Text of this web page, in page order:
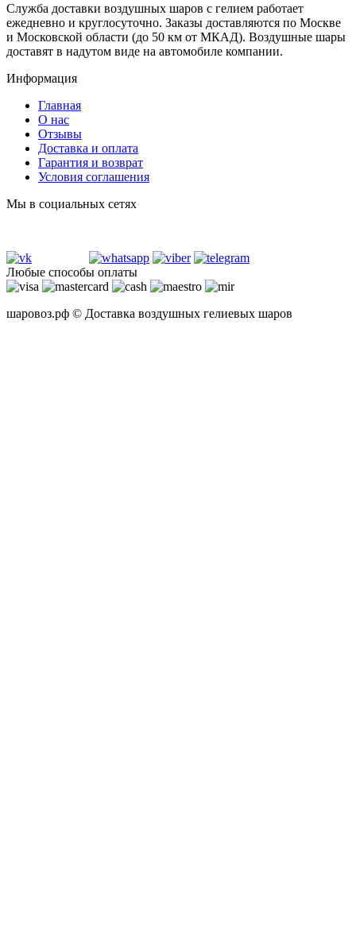
Служба доставки воздушных шаров с гелием работает
ежедневно и круглосуточно. Заказы доставляются по Москве
и Московской области (до 50 км от МКАД). Воздушные шары
доставят в надутом виде на автомобиле компании.
Информация
Главная
О нас
Отзывы
Доставка и оплата
Гарантия и возврат
Условия соглашения
Мы в социальных сетях
Любые способы оплаты
шаровоз.рф © Доставка воздушных гелиевых шаров